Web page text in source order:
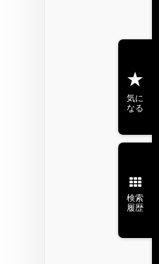
気に
なる
検索
履歴